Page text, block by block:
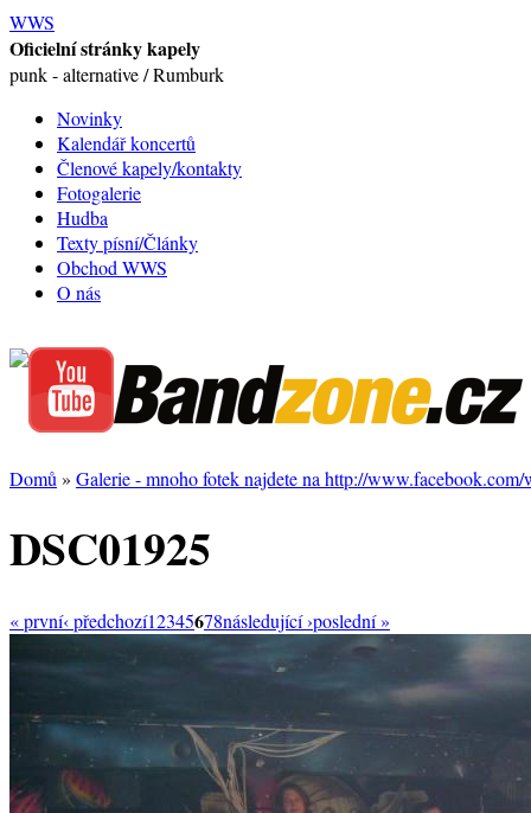
WWS
Oficielní stránky kapely
punk - alternative / Rumburk
Novinky
Kalendář koncertů
Členové kapely/kontakty
Fotogalerie
Hudba
Texty písní/Články
Obchod WWS
O nás
Domů » Galerie - mnoho fotek najdete na http://www.facebook.com/
DSC01925
« první‹ předchozí12345678následující ›poslední »